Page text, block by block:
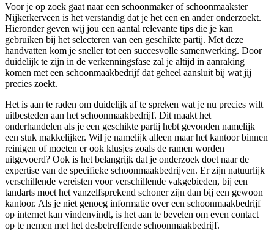
Voor je op zoek gaat naar een schoonmaker of schoonmaakster
Nijkerkerveen is het verstandig dat je het een en ander onderzoekt.
Hieronder geven wij jou een aantal relevante tips die je kan
gebruiken bij het selecteren van een geschikte partij. Met deze
handvatten kom je sneller tot een succesvolle samenwerking. Door
duidelijk te zijn in de verkenningsfase zal je altijd in aanraking
komen met een schoonmaakbedrijf dat geheel aansluit bij wat jij
precies zoekt.
Het is aan te raden om duidelijk af te spreken wat je nu precies wilt
uitbesteden aan het schoonmaakbedrijf. Dit maakt het
onderhandelen als je een geschikte partij hebt gevonden namelijk
een stuk makkelijker. Wil je namelijk alleen maar het kantoor binnen
reinigen of moeten er ook klusjes zoals de ramen worden
uitgevoerd? Ook is het belangrijk dat je onderzoek doet naar de
expertise van de specifieke schoonmaakbedrijven. Er zijn natuurlijk
verschillende vereisten voor verschillende vakgebieden, bij een
tandarts moet het vanzelfsprekend schoner zijn dan bij een gewoon
kantoor. Als je niet genoeg informatie over een schoonmaakbedrijf
op internet kan vindenvindt, is het aan te bevelen om even contact
op te nemen met het desbetreffende schoonmaakbedrijf.